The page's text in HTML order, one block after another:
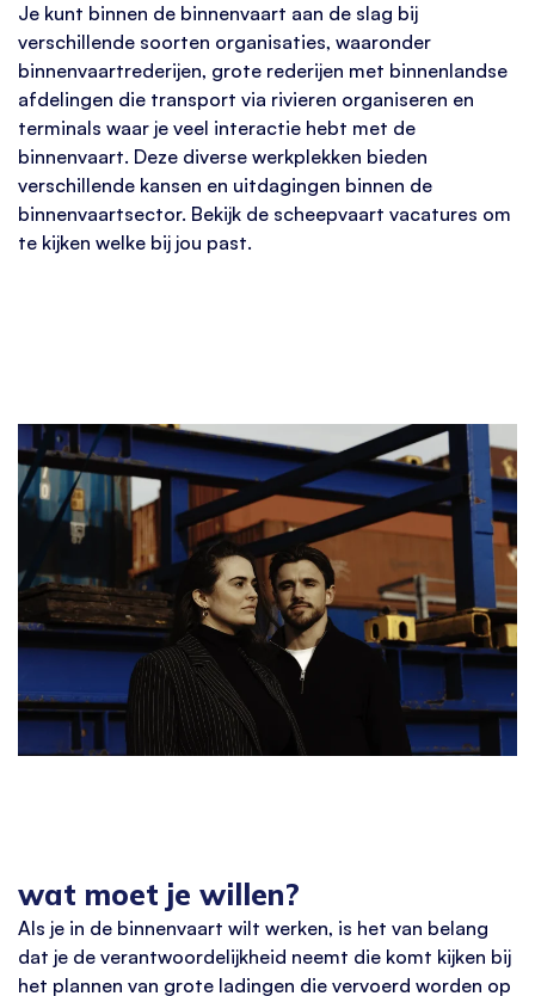
Je kunt binnen de binnenvaart aan de slag bij
verschillende soorten organisaties, waaronder
binnenvaartrederijen, grote rederijen met binnenlandse
afdelingen die transport via rivieren organiseren en
terminals waar je veel interactie hebt met de
binnenvaart. Deze diverse werkplekken bieden
verschillende kansen en uitdagingen binnen de
binnenvaartsector. Bekijk de scheepvaart vacatures om
te kijken welke bij jou past.
wat moet je willen?
Als je in de binnenvaart wilt werken, is het van belang
dat je de verantwoordelijkheid neemt die komt kijken bij
het plannen van grote ladingen die vervoerd worden op